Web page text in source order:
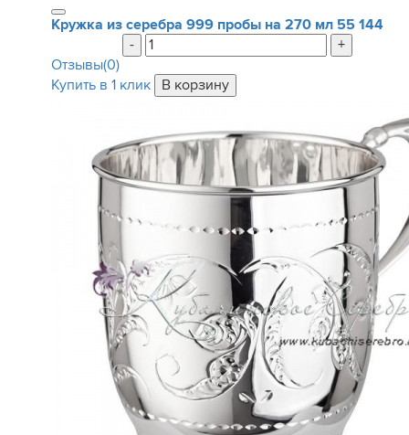
Кружка из серебра 999 пробы на 270 мл 55 144
-
+
Отзывы(0)
Купить в 1 клик